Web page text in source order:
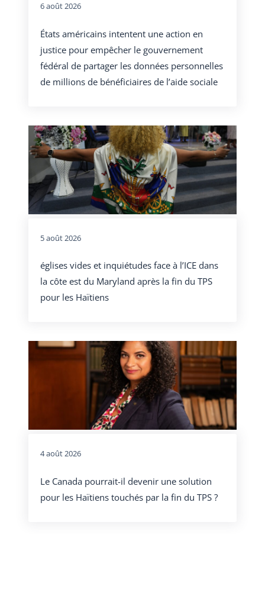
6 août 2026
États américains intentent une action en
justice pour empêcher le gouvernement
fédéral de partager les données personnelles
de millions de bénéficiaires de l’aide sociale
5 août 2026
églises vides et inquiétudes face à l’ICE dans
la côte est du Maryland après la fin du TPS
pour les Haïtiens
4 août 2026
Le Canada pourrait-il devenir une solution
pour les Haïtiens touchés par la fin du TPS ?